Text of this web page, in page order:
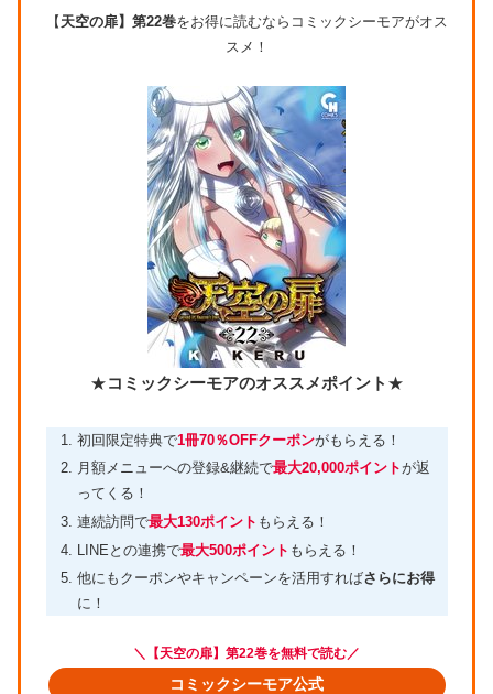
【 天空の扉】第22巻をお得に読むならコミックシーモアがオス
スメ！
★コミックシーモアのオススメポイント ★
初回限定特典で1冊70％OFFクーポンがもらえる！
月額メニューへの登録&継続で最大20,000ポイントが返
ってくる！
連続訪問で最大130ポイント もらえる！
LINEとの連携で最大500ポイント もらえる！
他にもクーポンやキャンペーンを活用すればさらにお得
に！
＼【天空の扉】第22巻を無料で読む／
コミックシーモア公式